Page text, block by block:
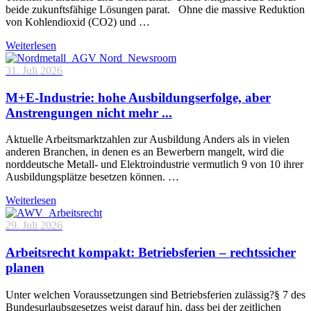
beide zukunftsfähige Lösungen parat. Ohne die massive Reduktion
von Kohlendioxid (CO2) und …
Weiterlesen
31. Juli 2026
M+E-Industrie: hohe Ausbildungserfolge, aber
Anstrengungen nicht mehr ...
Aktuelle Arbeitsmarktzahlen zur Ausbildung Anders als in vielen
anderen Branchen, in denen es an Bewerbern mangelt, wird die
norddeutsche Metall- und Elektroindustrie vermutlich 9 von 10 ihrer
Ausbildungsplätze besetzen können. …
Weiterlesen
29. Juli 2026
Arbeitsrecht kompakt: Betriebsferien – rechtssicher
planen
Unter welchen Voraussetzungen sind Betriebsferien zulässig?§ 7 des
Bundesurlaubsgesetzes weist darauf hin, dass bei der zeitlichen